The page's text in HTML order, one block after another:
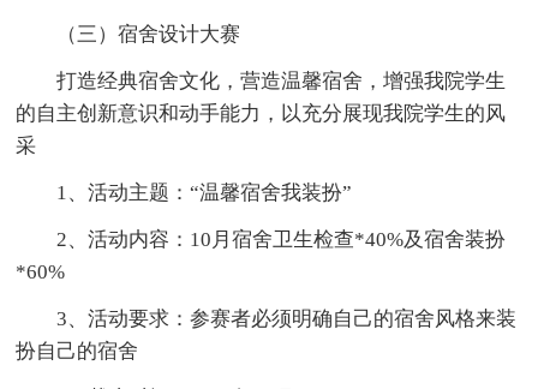
（三）宿舍设计大赛
打造经典宿舍文化，营造温馨宿舍，增强我院学生
的自主创新意识和动手能力，以充分展现我院学生的风
采
1、活动主题：“温馨宿舍我装扮”
2、活动内容：10月宿舍卫生检查*40%及宿舍装扮
*60%
3、活动要求：参赛者必须明确自己的宿舍风格来装
扮自己的宿舍